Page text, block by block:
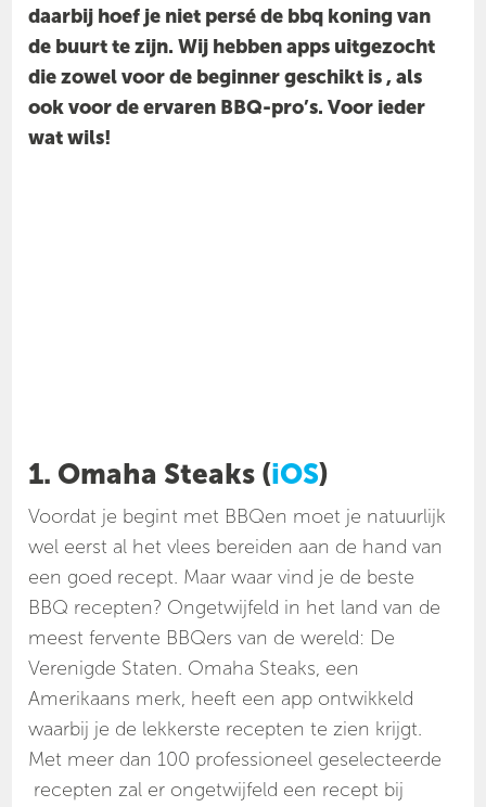
daarbij hoef je niet persé de bbq koning van
de buurt te zijn. Wij hebben apps uitgezocht
die zowel voor de beginner geschikt is , als
ook voor de ervaren BBQ-pro’s. Voor ieder
wat wils!
1. Omaha Steaks (iOS)
Voordat je begint met BBQen moet je natuurlijk
wel eerst al het vlees bereiden aan de hand van
een goed recept. Maar waar vind je de beste
BBQ recepten? Ongetwijfeld in het land van de
meest fervente BBQers van de wereld: De
Verenigde Staten. Omaha Steaks, een
Amerikaans merk, heeft een app ontwikkeld
waarbij je de lekkerste recepten te zien krijgt.
Met meer dan 100 professioneel geselecteerde
recepten zal er ongetwijfeld een recept bij